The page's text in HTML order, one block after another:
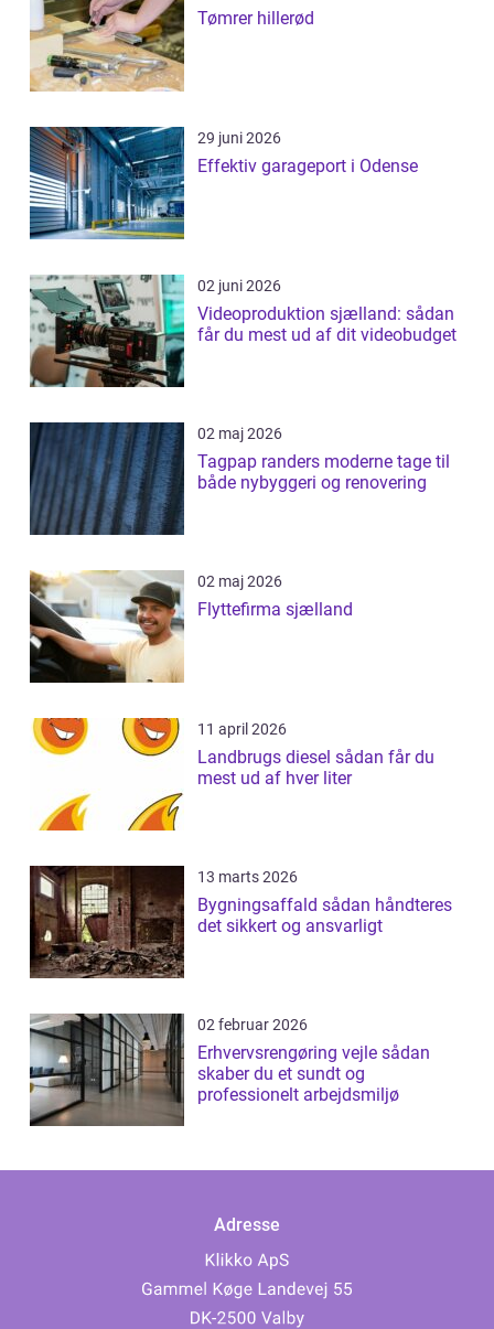
Tømrer hillerød
29 juni 2026
Effektiv garageport i Odense
02 juni 2026
Videoproduktion sjælland: sådan
får du mest ud af dit videobudget
02 maj 2026
Tagpap randers moderne tage til
både nybyggeri og renovering
02 maj 2026
Flyttefirma sjælland
11 april 2026
Landbrugs diesel sådan får du
mest ud af hver liter
13 marts 2026
Bygningsaffald sådan håndteres
det sikkert og ansvarligt
02 februar 2026
Erhvervsrengøring vejle sådan
skaber du et sundt og
professionelt arbejdsmiljø
Adresse